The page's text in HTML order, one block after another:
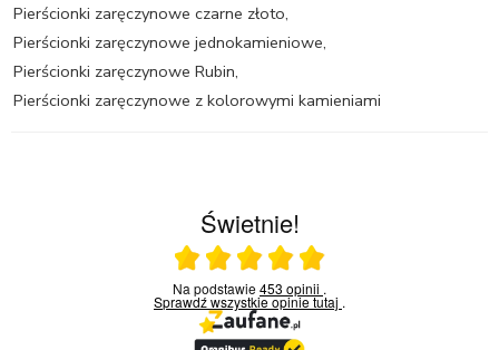
Pierścionki zaręczynowe czarne złoto,
Pierścionki zaręczynowe jednokamieniowe,
Pierścionki zaręczynowe Rubin,
Pierścionki zaręczynowe z kolorowymi kamieniami
Świetnie!
Ocena średnia 5 na 5
Na podstawie453 opinii .
Sprawdź wszystkie opinietutaj .